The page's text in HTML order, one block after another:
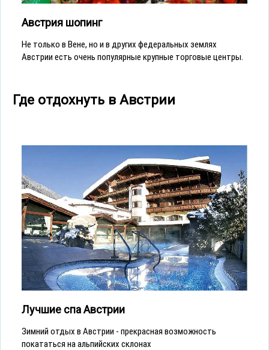
Австрия шопинг
Не только в Вене, но и в других федеральных землях
Австрии есть очень популярные крупные торговые центры.
Где отдохнуть в Австрии
Лучшие спа Австрии
Зимний отдых в Австрии - прекрасная возможность
покататься на альпийских склонах